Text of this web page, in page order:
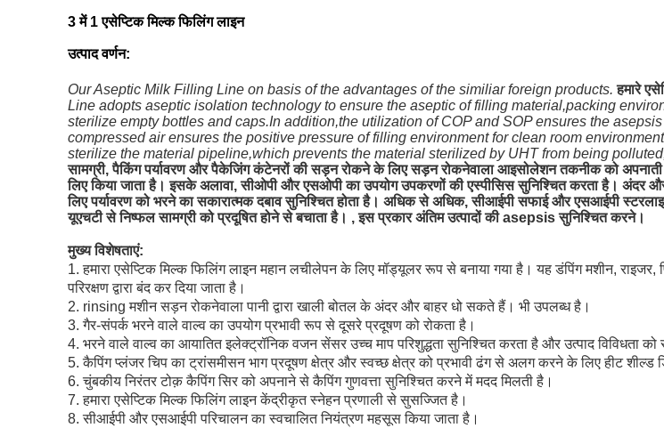
3 में 1 एसेप्टिक मिल्क फिलिंग लाइन
उत्पाद वर्णन:
Our Aseptic Milk Filling Line on basis of the advantages of the similiar foreign products. हमारे
Line adopts aseptic isolation technology to ensure the aseptic of filling material,packing
sterilize empty bottles and caps.In addition,the utilization of COP and SOP ensures the
compressed air ensures the positive pressure of filling environment for clean room
sterilize the material pipeline,which prevents the material sterilized by UHT from being
सामग्री, पैकिंग पर्यावरण और पैकेजिंग कंटेनरों की सड़न रोकने के लिए सड़न रोकनेवाला आइसोलेशन तकनीक को
लिए किया जाता है। इसके अलावा, सीओपी और एसओपी का उपयोग उपकरणों की एस्पीसिस सुनिश्चित करता है। अंदर
लिए पर्यावरण को भरने का सकारात्मक दबाव सुनिश्चित होता है। अधिक से अधिक, सीआईपी सफाई और एसआईपी
यूएचटी से निष्फल सामग्री को प्रदूषित होने से बचाता है। , इस प्रकार अंतिम उत्पादों की asepsis सुनिश्चित करने।
मुख्य विशेषताएं:
1. हमाराएसेप्टिक मिल्क फिलिंग लाइनमहान लचीलेपन के लिए मॉड्यूलर रूप से बनाया गया है। यह डंपिंग मशीन,
परिरक्षण द्वारा बंद कर दिया जाता है।
2. rinsing मशीन सड़न रोकनेवाला पानी द्वारा खाली बोतल के अंदर और बाहर धो सकते हैं। भी उपलब्ध है।
3. गैर-संपर्क भरने वाले वाल्व का उपयोग प्रभावी रूप से दूसरे प्रदूषण को रोकता है।
4. भरने वाले वाल्व का आयातित इलेक्ट्रॉनिक वजन सेंसर उच्च माप परिशुद्धता सुनिश्चित करता है और उत्पाद विविधता
5. कैपिंग प्लंजर चिप का ट्रांसमीसन भाग प्रदूषण क्षेत्र और स्वच्छ क्षेत्र को प्रभावी ढंग से अलग करने के लिए हीट शील्ड
6. चुंबकीय निरंतर टोक़ कैपिंग सिर को अपनाने से कैपिंग गुणवत्ता सुनिश्चित करने में मदद मिलती है।
7. हमाराएसेप्टिक मिल्क फिलिंग लाइनकेंद्रीकृत स्नेहन प्रणाली से सुसज्जित है।
8. सीआईपी और एसआईपी परिचालन का स्वचालित नियंत्रण महसूस किया जाता है।